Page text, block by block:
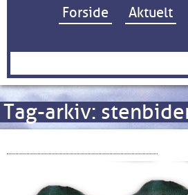
Hop
Forside Aktuelt
Søg
Tag-arkiv: